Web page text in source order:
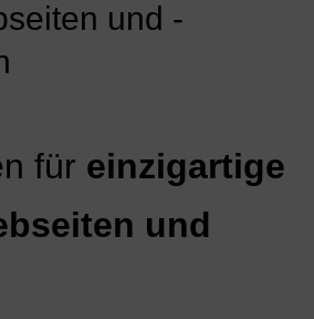
und -
für einzigartige
und